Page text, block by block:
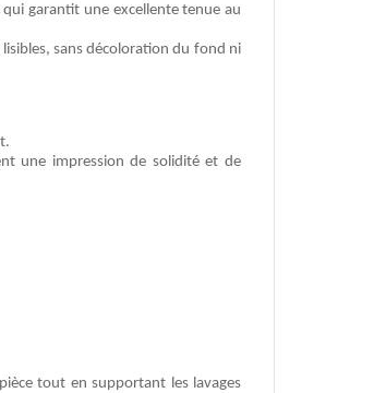
garantit une excellente tenue au
sans décoloration du fond ni
une impression de solidité et de
tout en supportant les lavages